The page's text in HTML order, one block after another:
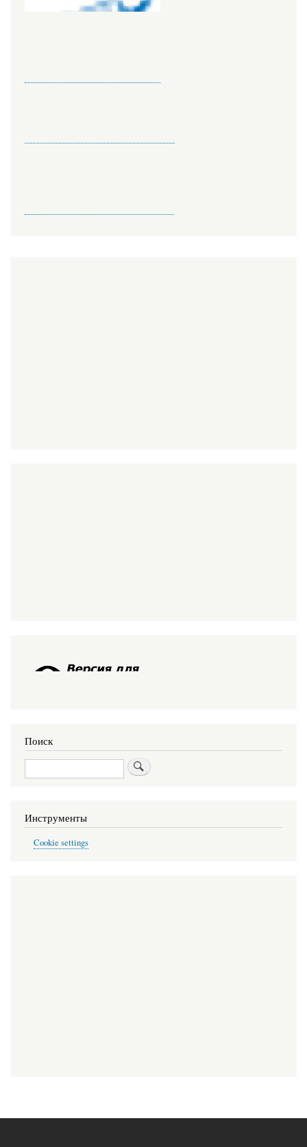
Поиск
Поиск
Инструменты
Cookie settings